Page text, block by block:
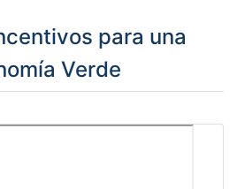
para una
Verde